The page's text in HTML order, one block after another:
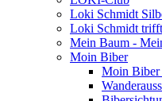
Loki Schmidt
Loki Schmidt
Mein Baum -
Moin Biber
Moin Biber